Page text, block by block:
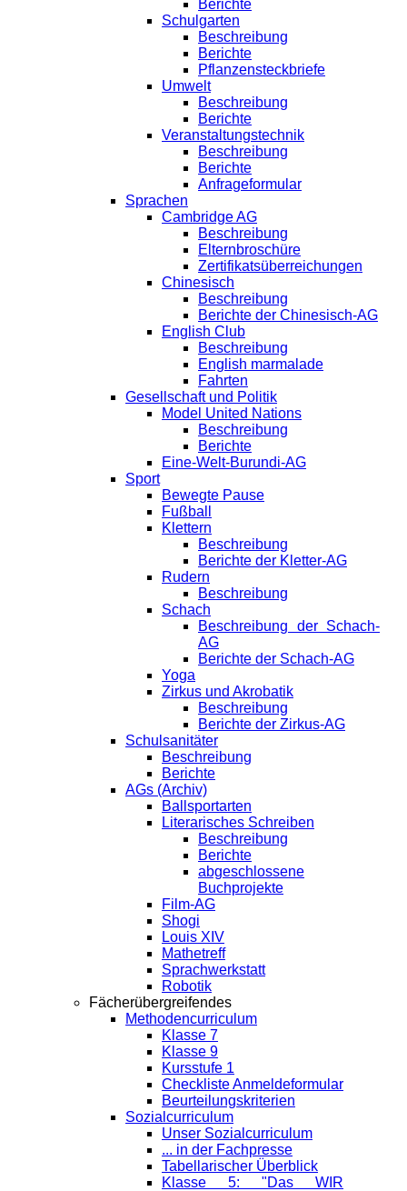
Berichte
Schulgarten
Beschreibung
Berichte
Pflanzensteckbriefe
Umwelt
Beschreibung
Berichte
Veranstaltungstechnik
Beschreibung
Berichte
Anfrageformular
Sprachen
Cambridge AG
Beschreibung
Elternbroschüre
Zertifikatsüberreichungen
Chinesisch
Beschreibung
Berichte der Chinesisch-AG
English Club
Beschreibung
English marmalade
Fahrten
Gesellschaft und Politik
Model United Nations
Beschreibung
Berichte
Eine-Welt-Burundi-AG
Sport
Bewegte Pause
Fußball
Klettern
Beschreibung
Berichte der Kletter-AG
Rudern
Beschreibung
Schach
Beschreibung der Schach-
AG
Berichte der Schach-AG
Yoga
Zirkus und Akrobatik
Beschreibung
Berichte der Zirkus-AG
Schulsanitäter
Beschreibung
Berichte
AGs (Archiv)
Ballsportarten
Literarisches Schreiben
Beschreibung
Berichte
abgeschlossene
Buchprojekte
Film-AG
Shogi
Louis XIV
Mathetreff
Sprachwerkstatt
Robotik
Fächerübergreifendes
Methodencurriculum
Klasse 7
Klasse 9
Kursstufe 1
Checkliste Anmeldeformular
Beurteilungskriterien
Sozialcurriculum
Unser Sozialcurriculum
... in der Fachpresse
Tabellarischer Überblick
Klasse 5: "Das WIR